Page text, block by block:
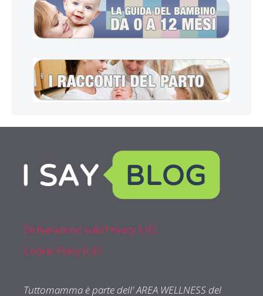
Dichiarazione sulla Privacy (UE)
Cookie Policy (UE)
Tuttomamma è parte dell' AREA WELLNESS del